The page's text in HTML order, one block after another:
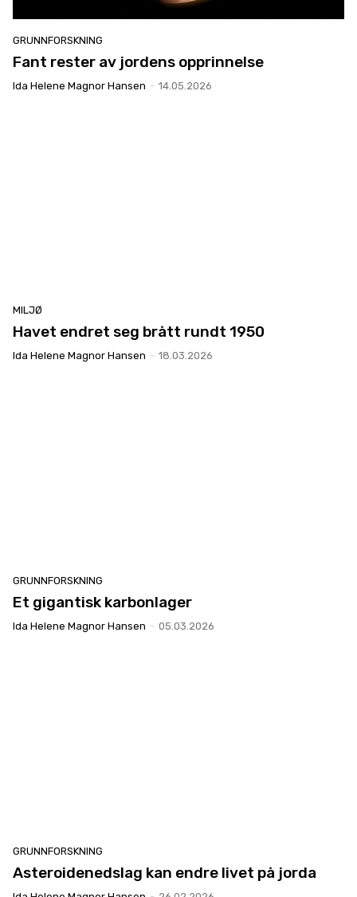
GRUNNFORSKNING
Fant rester av jordens opprinnelse
Ida Helene Magnor Hansen - 14.05.2026
MILJØ
Havet endret seg brått rundt 1950
Ida Helene Magnor Hansen - 18.03.2026
GRUNNFORSKNING
Et gigantisk karbonlager
Ida Helene Magnor Hansen - 05.03.2026
GRUNNFORSKNING
Asteroidenedslag kan endre livet på jorda